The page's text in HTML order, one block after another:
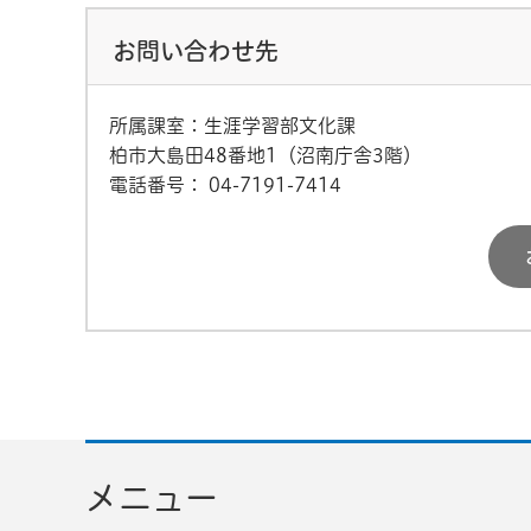
お問い合わせ先
所属課室：生涯学習部文化課
柏市大島田48番地1（沼南庁舎3階）
電話番号：
04-7191-7414
メニュー